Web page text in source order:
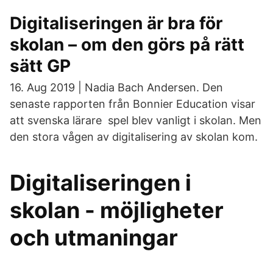
Digitaliseringen är bra för
skolan – om den görs på rätt
sätt GP
16. Aug 2019 | Nadia Bach Andersen. Den
senaste rapporten från Bonnier Education visar
att svenska lärare spel blev vanligt i skolan. Men
den stora vågen av digitalisering av skolan kom.
Digitaliseringen i
skolan - möjligheter
och utmaningar